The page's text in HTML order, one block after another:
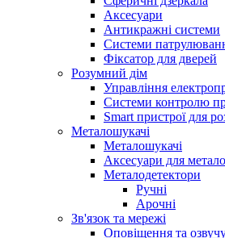
Аксесуари
Антикражні системи
Системи
Фіксатор для дверей
Розумний дім
Управління
Системи контролю
Smart пристрої для
Металошукачі
Металошукачі
Аксесуари для
Металодетектори
Ручні
Арочні
Зв'язок та мережі
Оповіщення та